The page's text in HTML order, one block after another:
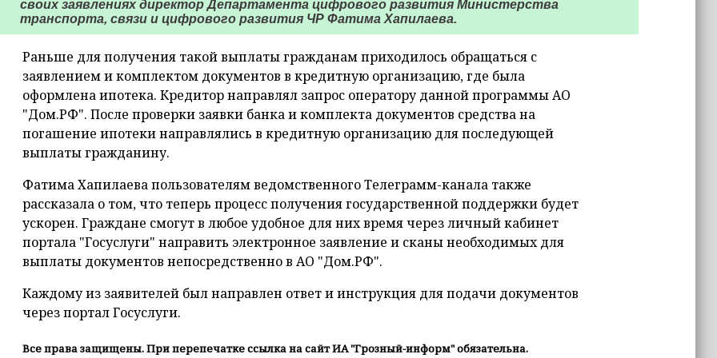
своих заявлениях директор Департамента цифрового развития Министерства
транспорта, связи и цифрового развития ЧР Фатима Хапилаева.
Раньше для получения такой выплаты гражданам приходилось обращаться с
заявлением и комплектом документов в кредитную организацию, где была
оформлена ипотека. Кредитор направлял запрос оператору данной программы АО
"Дом.РФ". После проверки заявки банка и комплекта документов средства на
погашение ипотеки направлялись в кредитную организацию для последующей
выплаты гражданину.
Фатима Хапилаева пользователям ведомственного Телеграмм-канала также
рассказала о том, что теперь процесс получения государственной поддержки будет
ускорен. Граждане смогут в любое удобное для них время через личный кабинет
портала "Госуслуги" направить электронное заявление и сканы необходимых для
выплаты документов непосредственно в АО "Дом.РФ".
Каждому из заявителей был направлен ответ и инструкция для подачи документов
через портал Госуслуги.
Все права защищены. При перепечатке ссылка на сайт ИА "Грозный-информ" обязательна.